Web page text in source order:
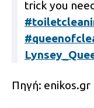
trick you
Πηγή: enikos.gr